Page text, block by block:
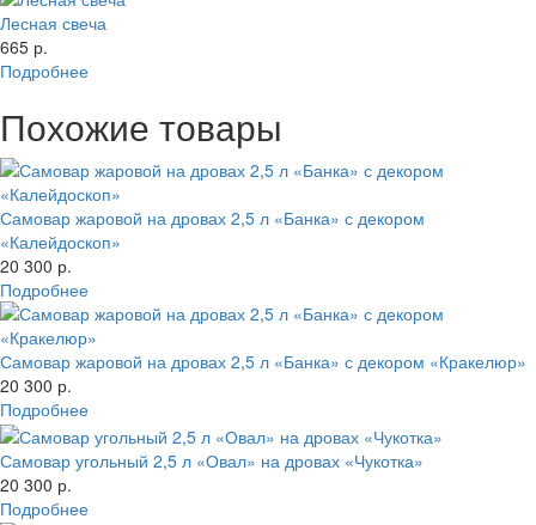
Лесная свеча
665 р.
Подробнее
Похожие товары
Самовар жаровой на дровах 2,5 л «Банка» с декором
«Калейдоскоп»
20 300 р.
Подробнее
Самовар жаровой на дровах 2,5 л «Банка» с декором «Кракелюр»
20 300 р.
Подробнее
Самовар угольный 2,5 л «Овал» на дровах «Чукотка»
20 300 р.
Подробнее